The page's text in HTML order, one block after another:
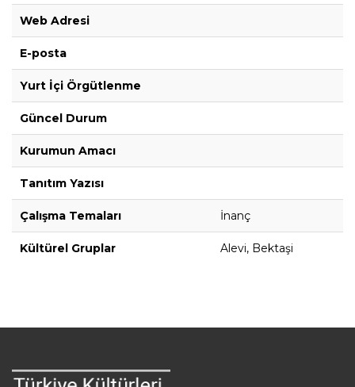
Web Adresi
E-posta
Yurt İçi Örgütlenme
Güncel Durum
Kurumun Amacı
Tanıtım Yazısı
Çalışma Temaları İnanç
Kültürel Gruplar Alevi, Bektaşi